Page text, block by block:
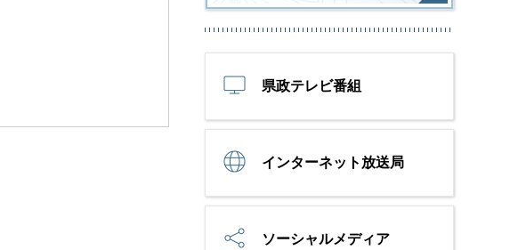
県政テレビ番組
インターネット放送局
ソーシャルメディア